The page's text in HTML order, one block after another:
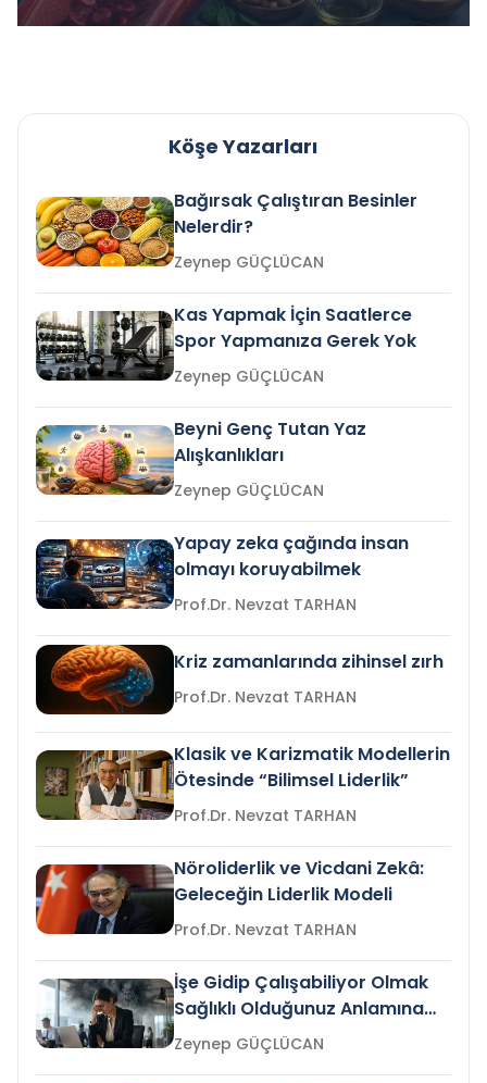
Köşe Yazarları
Bağırsak Çalıştıran Besinler
Nelerdir?
Zeynep GÜÇLÜCAN
Kas Yapmak İçin Saatlerce
Spor Yapmanıza Gerek Yok
Zeynep GÜÇLÜCAN
Beyni Genç Tutan Yaz
Alışkanlıkları
Zeynep GÜÇLÜCAN
Yapay zeka çağında insan
olmayı koruyabilmek
Prof.Dr. Nevzat TARHAN
Kriz zamanlarında zihinsel zırh
Prof.Dr. Nevzat TARHAN
Klasik ve Karizmatik Modellerin
Ötesinde “Bilimsel Liderlik”
Prof.Dr. Nevzat TARHAN
Nöroliderlik ve Vicdani Zekâ:
Geleceğin Liderlik Modeli
Prof.Dr. Nevzat TARHAN
İşe Gidip Çalışabiliyor Olmak
Sağlıklı Olduğunuz Anlamına
Gelir mi?Zeynep GÜÇLÜCAN